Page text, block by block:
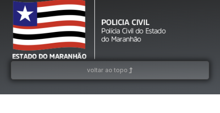
voltar ao topo